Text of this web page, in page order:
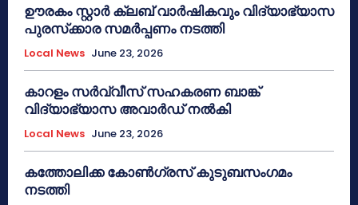
ഊരകം സ്റ്റാർ ക്ലബ് വാർഷികവും വിദ്യാഭ്യാസ
പുരസ്‌ക്കാര സമർപ്പണം നടത്തി
Local News June 23, 2026
കാറളം സർവ്വീസ് സഹകരണ ബാങ്ക്
വിദ്യാഭ്യാസ അവാർഡ് നൽകി
Local News June 23, 2026
കത്തോലിക്ക കോൺഗ്രസ് കുടുബസംഗമം
നടത്തി